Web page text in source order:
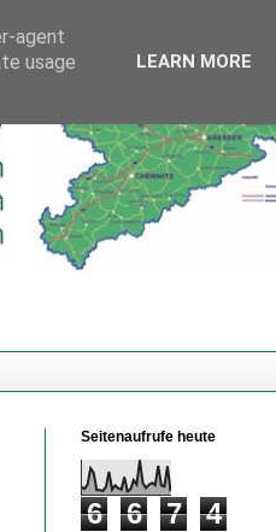
Seitenaufrufe heute
6 6 7 4
agent
usage
LEARN MORE